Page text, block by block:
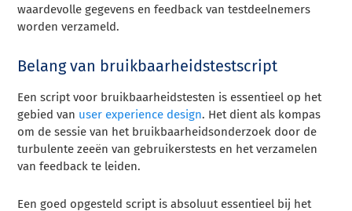
waardevolle gegevens en feedback van testdeelnemers
worden verzameld.
Belang van bruikbaarheidstestscript
Een script voor bruikbaarheidstesten is essentieel op het
gebied van user experience design. Het dient als kompas
om de sessie van het bruikbaarheidsonderzoek door de
turbulente zeeën van gebruikerstests en het verzamelen
van feedback te leiden.
Een goed opgesteld script is absoluut essentieel bij het